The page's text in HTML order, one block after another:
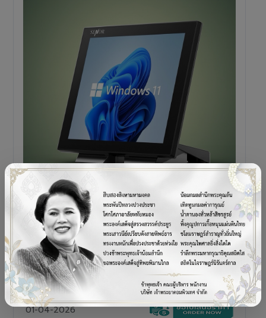
POS TERMINAL
SENOR V+5s
เครื่อง POS All-in-One Touch Screen ดีไซน์พรีเมียม
01-04-2026